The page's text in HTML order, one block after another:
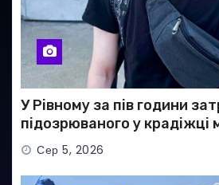
У Рівному за пів години
підозрюваного у
тисяч гривень
Сер 5, 2026